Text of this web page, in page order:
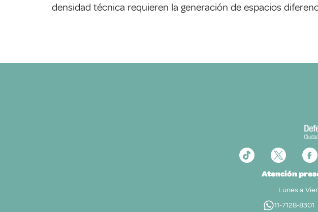
densidad técnica requieren la generación de espacios
Atención
Lunes a
11-7128-8301